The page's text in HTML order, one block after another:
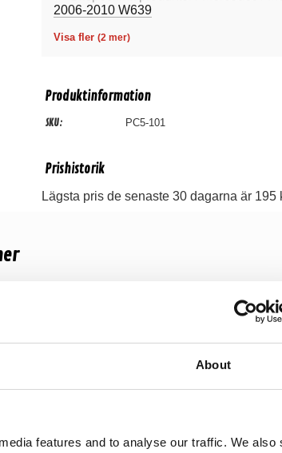
About
features and to analyse our traffic. We also
2006-2010 W639
Visa fler (2 mer)
Produktinformation
SKU: PC5-101
Prishistorik
Lägsta pris de senaste 30 dagarna är 195